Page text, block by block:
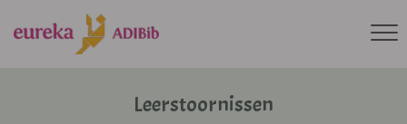
Leerstoornissen